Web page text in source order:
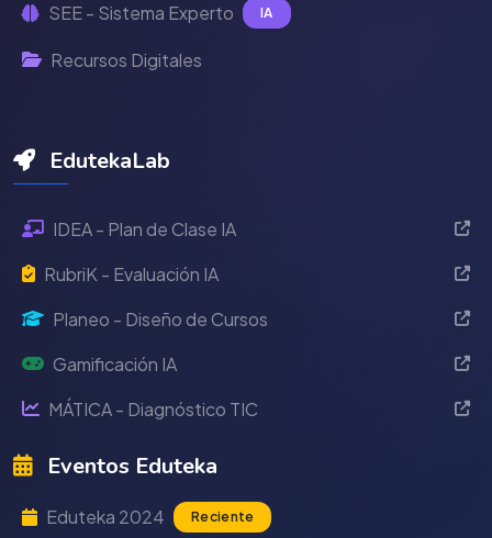
SEE - Sistema Experto IA
Recursos Digitales
EdutekaLab
IDEA - Plan de Clase IA
RubriK - Evaluación IA
Planeo - Diseño de Cursos
Gamificación IA
MÁTICA - Diagnóstico TIC
Eventos Eduteka
Eduteka 2024 Reciente